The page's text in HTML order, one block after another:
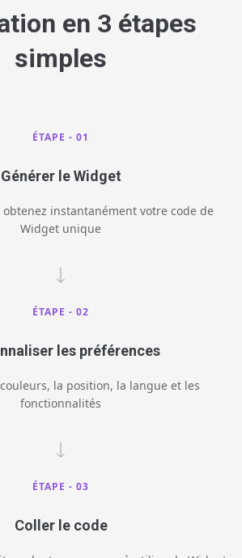
en 3 étapes
simples
ÉTAPE - 01
Générer le Widget
instantanément votre code de
Widget unique
ÉTAPE - 02
les préférences
la position, la langue et les
fonctionnalités
ÉTAPE - 03
Coller le code